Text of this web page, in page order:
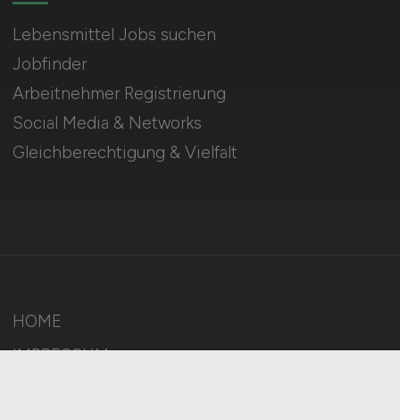
Lebensmittel Jobs suchen
Jobfinder
Arbeitnehmer Registrierung
Social Media & Networks
Gleichberechtigung & Vielfalt
HOME
IMPRESSUM